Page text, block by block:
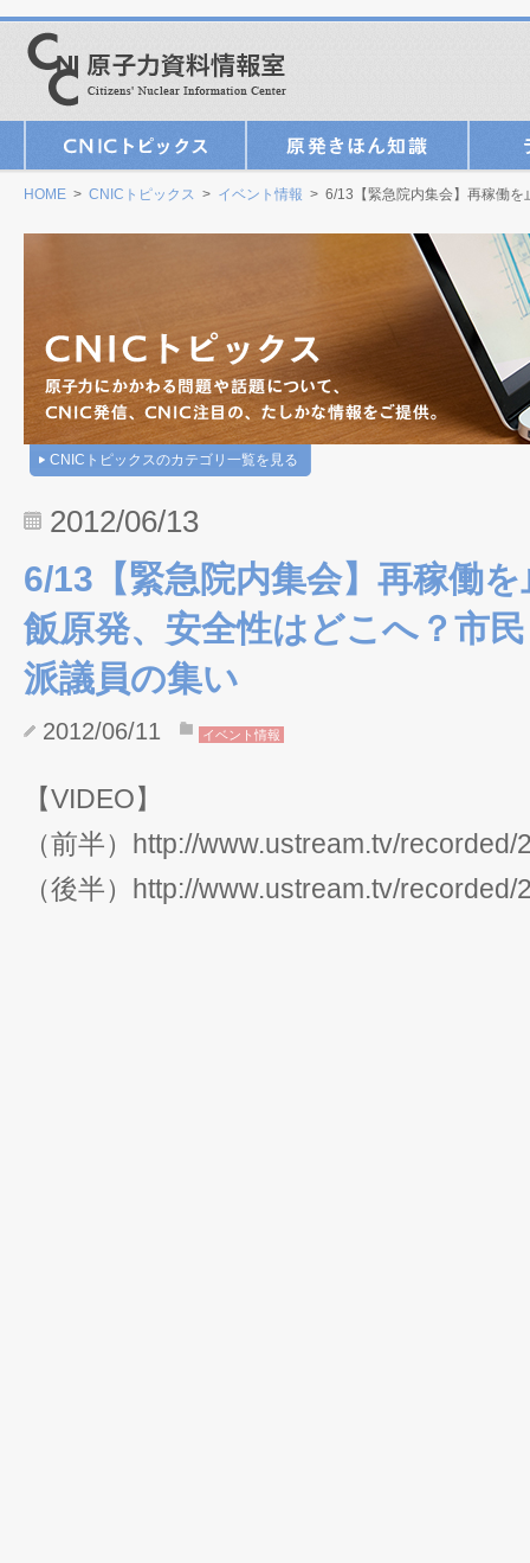
HOME > CNICトピックス > イベント情報 > 6/13【緊急院内集会】再稼働
CNICトピックスのカテゴリ一覧を見る
2012/06/13
6/13【緊急院内集会】再稼働
飯原発、安全性はどこへ？市
派議員の集い
2012/06/11 イベント情報
【VIDEO】
（前半）http://www.ustream.tv/recorded/
（後半）http://www.ustream.tv/recorded/